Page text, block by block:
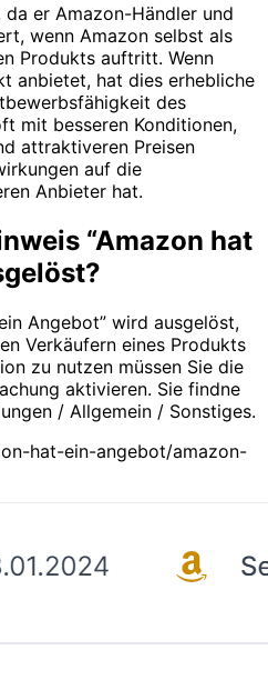
er Amazon-Händler und
wenn Amazon selbst als
Produkts auftritt. Wenn
anbietet, hat dies erhebliche
des
mit besseren Konditionen,
attraktiveren Preisen
auf die
Anbieter hat.
“Amazon hat
Angebot” wird ausgelöst,
Verkäufern eines Produkts
zu nutzen müssen Sie die
aktivieren. Sie findne
/ Allgemein / Sonstiges.
hat-ein-angebot/amazon-